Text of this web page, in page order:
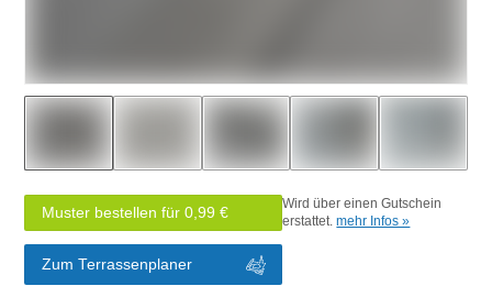
Muster bestellen für 0,99 €
Wird über einen Gutschein
erstattet.mehr Infos »
Zum Terrassenplaner